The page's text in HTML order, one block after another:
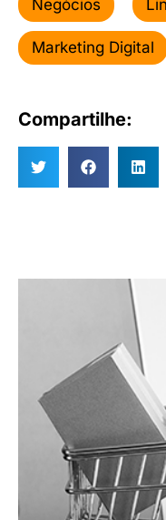
Negócios
Marketing Digital
Compartilhe: